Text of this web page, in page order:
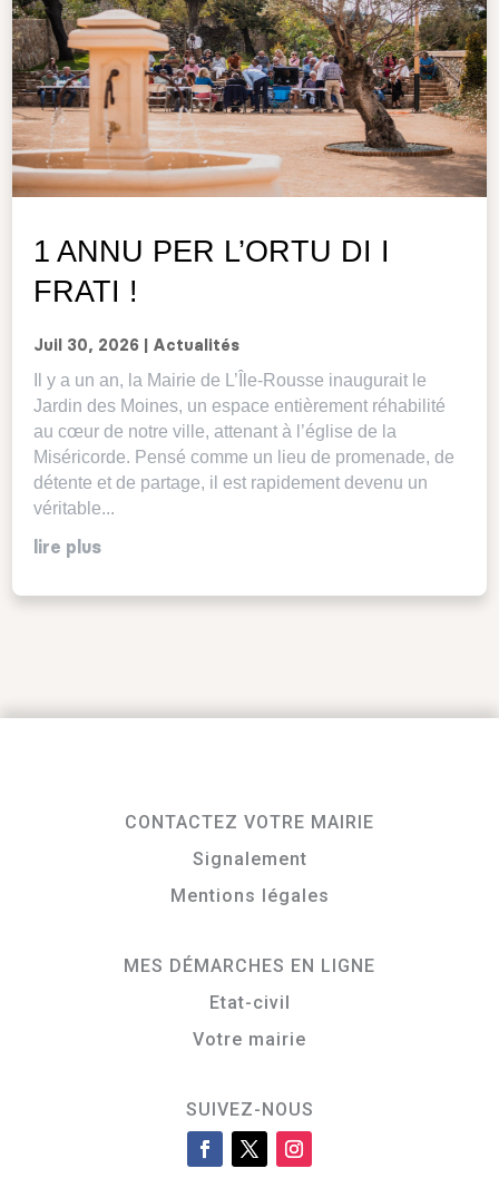
1 ANNU PER L’ORTU DI I
FRATI !
Juil 30, 2026 Actualités
Il y a un an, la Mairie de L’Île-Rousse inaugurait le
Jardin des Moines, un espace entièrement réhabilité
au cœur de notre ville, attenant à l’église de la
Miséricorde. Pensé comme un lieu de promenade, de
détente et de partage, il est rapidement devenu un
véritable...
lire plus
CONTACTEZ VOTRE MAIRIE
Signalement
Mentions légales
MES DÉMARCHES EN LIGNE
Etat-civil
Votre mairie
SUIVEZ-NOUS